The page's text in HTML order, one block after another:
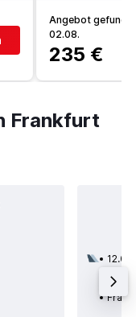
Angebot
02.08.
235 €
Frankfurt
12.09.